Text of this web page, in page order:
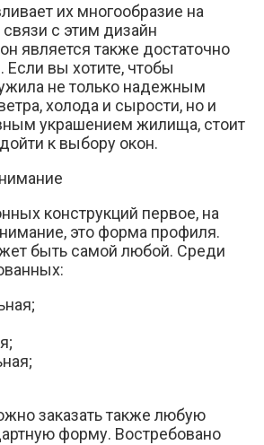
их многообразие на
с этим дизайн
является также достаточно
вы хотите, чтобы
не только надежным
холода и сырости, но и
украшением жилища, стоит
к выбору окон.
конструкций первое, на
это форма профиля.
быть самой любой. Среди
заказать также любую
форму. Востребовано